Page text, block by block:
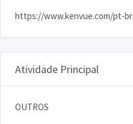
https://www.kenvue.com/pt-br
Atividade Principal
OUTROS